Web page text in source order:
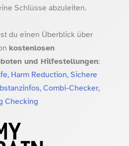
Schlüsse abzuleiten.
du einen Überblick über
kostenlosen
und Hilfestellungen:
Harm Reduction, Sichere
Combi-Checker,
Checking